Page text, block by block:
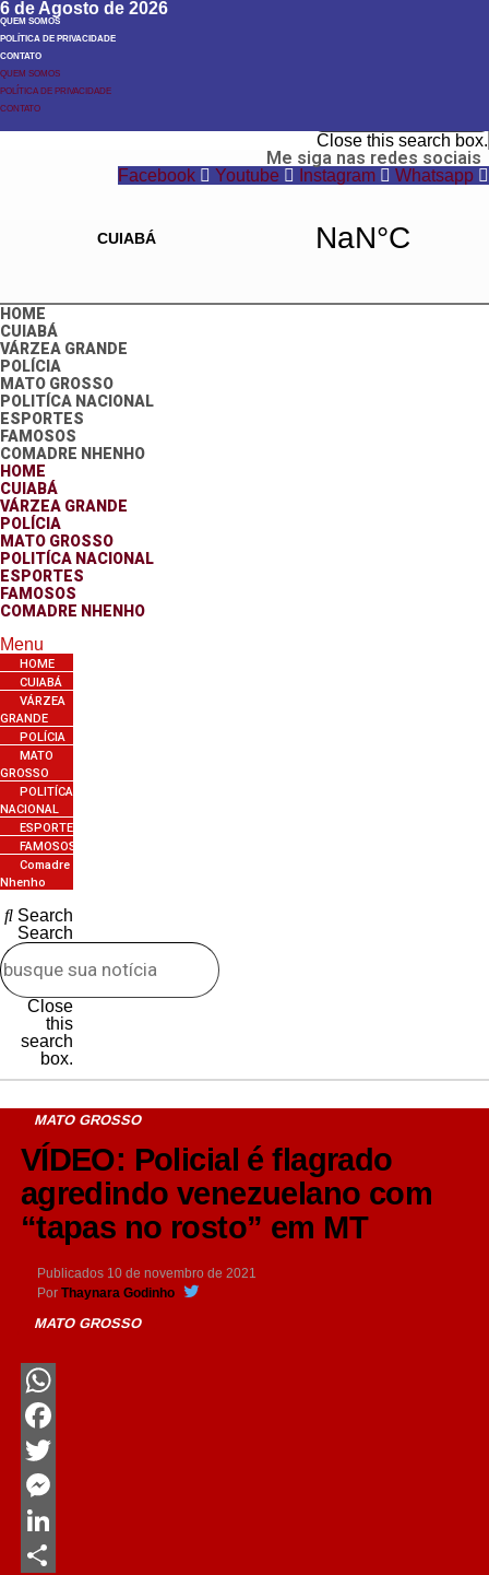
6 de Agosto de 2026
QUEM SOMOS
POLÍTICA DE PRIVACIDADE
CONTATO
QUEM SOMOS
POLÍTICA DE PRIVACIDADE
CONTATO
Close this search box.
Me siga nas redes sociais
Facebook Youtube Instagram Whatsapp
HOME
CUIABÁ
VÁRZEA GRANDE
POLÍCIA
MATO GROSSO
POLITÍCA NACIONAL
ESPORTES
FAMOSOS
COMADRE NHENHO
HOME
CUIABÁ
VÁRZEA GRANDE
POLÍCIA
MATO GROSSO
POLITÍCA NACIONAL
ESPORTES
FAMOSOS
COMADRE NHENHO
Menu
HOME
CUIABÁ
VÁRZEA
GRANDE
POLÍCIA
MATO
GROSSO
POLITÍCA
NACIONAL
ESPORTES
FAMOSOS
Comadre
Nhenho
Search
Search
Close
this
search
box.
MATO GROSSO
VÍDEO: Policial é flagrado
agredindo venezuelano com
“tapas no rosto” em MT
Publicados 10 de novembro de 2021
Por Thaynara Godinho
MATO GROSSO
WhatsApp
Facebook
Twitter
Messenger
LinkedIn